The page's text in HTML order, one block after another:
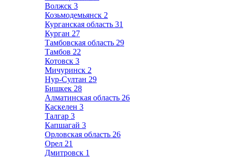
Волжск 3
Козьмодемьянск 2
Курганская область 31
Курган 27
Тамбовская область 29
Тамбов 22
Котовск 3
Мичуринск 2
Нур-Султан 29
Бишкек 28
Алматинская область 26
Каскелен 3
Талгар 3
Капшагай 3
Орловская область 26
Орел 21
Дмитровск 1